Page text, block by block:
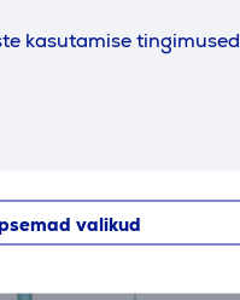
kasutamise tingimused
valikud